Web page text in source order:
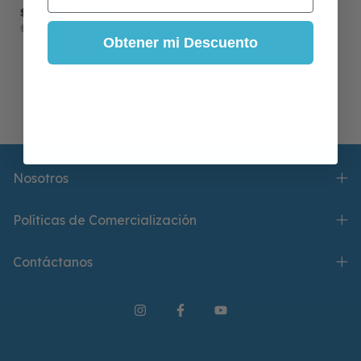
Servicio Flux
$2,399.00-54% OFF
$5,236.25
Nosotros
Políticas de Comercialización
Contáctanos
Obtener mi Descuento